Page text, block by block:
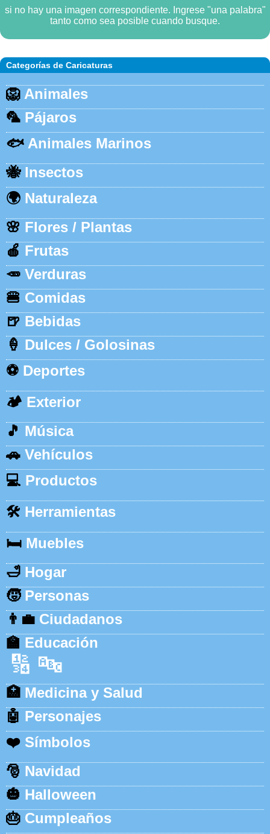
Categorías de Caricaturas
🦁 Animales
🦜 Pájaros
🐟 Animales Marinos
🐝 Insectos
🌍 Naturaleza
🌸 Flores / Plantas
🍎 Frutas
🥕 Verduras
🍔 Comidas
🍺 Bebidas
🍦 Dulces / Golosinas
⚽ Deportes
🏕️ Exterior
🎵 Música
🚗 Vehículos
💻 Productos
🛠️ Herramientas
🛏️ Muebles
🛁 Hogar
🧒 Personas
👨‍💼 Ciudadanos
🏫 Educación
🔢 🔤
🏥 Medicina y Salud
🤖 Personajes
❤️ Símbolos
🎅 Navidad
🎃 Halloween
🎂 Cumpleaños
si no hay una imagen correspondiente. Ingrese "una palabra"
tanto como sea posible cuando busque.